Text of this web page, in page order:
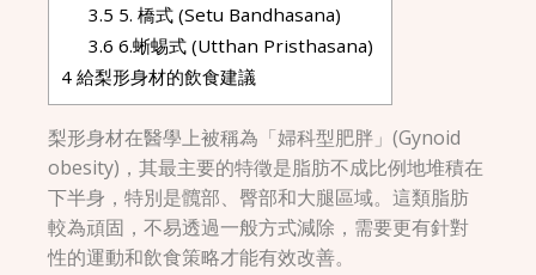
3.5 5. 橋式 (Setu Bandhasana)
3.6 6.蜥蜴式 (Utthan Pristhasana)
4 給梨形身材的飲食建議
梨形身材在醫學上被稱為「婦科型肥胖」(Gynoid
obesity)，其最主要的特徵是脂肪不成比例地堆積在
下半身，特別是髖部、臀部和大腿區域。這類脂肪
較為頑固，不易透過一般方式減除，需要更有針對
性的運動和飲食策略才能有效改善。